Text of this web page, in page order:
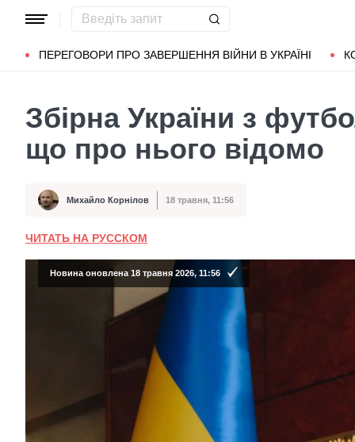
ПЕРЕГОВОРИ ПРО ЗАВЕРШЕННЯ ВІЙНИ В УКРАЇНІ
Популярні запити Маріуполь Донбас
Збірна України з
що про нього відомо
Автор Михайло Корнілов
Дата публікації 18 травня, 11:56
ЧИТАТЬ НА РУССКОМ
Новина оновлена 18 травня 2026, 11:56